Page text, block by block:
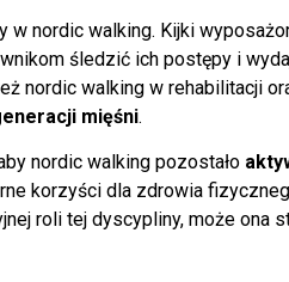
w nordic walking. Kijki
śledzić ich postępy i
nordic walking w rehabilitacji
mięśni.
nordic walking pozostało
korzyści dla zdrowia
roli tej dyscypliny, może ona